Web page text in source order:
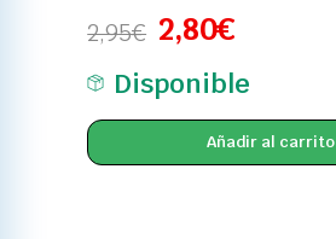
2,95€ 2,80€
Disponible
Añadir al carrito